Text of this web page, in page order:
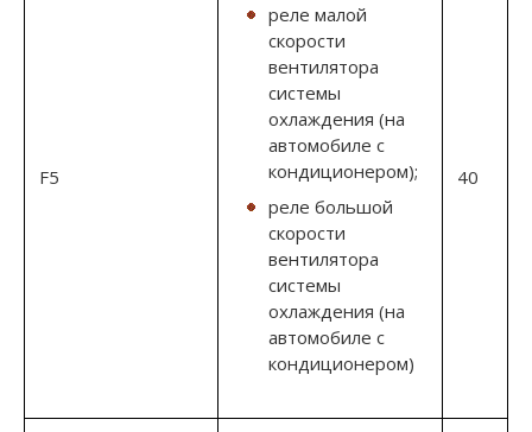
F5
реле малой
скорости
вентилятора
системы
охлаждения (на
автомобиле с
кондиционером);
реле большой
скорости
вентилятора
системы
охлаждения (на
автомобиле с
кондиционером)
40